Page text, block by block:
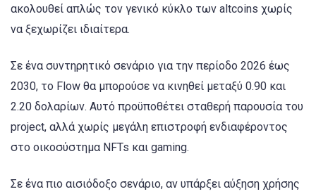
ακολουθεί απλώς τον γενικό κύκλο των altcoins χωρίς
να ξεχωρίζει ιδιαίτερα.
Σε ένα συντηρητικό σενάριο για την περίοδο 2026 έως
2030, το Flow θα μπορούσε να κινηθεί μεταξύ 0.90 και
2.20 δολαρίων. Αυτό προϋποθέτει σταθερή παρουσία του
project, αλλά χωρίς μεγάλη επιστροφή ενδιαφέροντος
στο οικοσύστημα NFTs και gaming.
Σε ένα πιο αισιόδοξο σενάριο, αν υπάρξει αύξηση χρήσης